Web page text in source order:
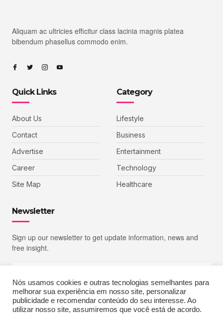
Aliquam ac ultricies efficitur class lacinia magnis platea
bibendum phasellus commodo enim.
Quick Links
About Us
Contact
Advertise
Career
Site Map
Category
Lifestyle
Business
Entertainment
Technology
Healthcare
Newsletter
Sign up our newsletter to get update information, news and
free insight.
SIGN UP
Nós usamos cookies e outras tecnologias semelhantes para
melhorar sua experiência em nosso site, personalizar
publicidade e recomendar conteúdo do seu interesse. Ao
utilizar nosso site, assumiremos que você está de acordo.